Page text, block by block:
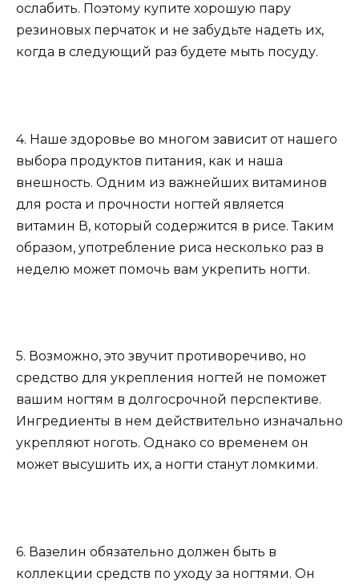
ослабить. Поэтому купите хорошую пару
резиновых перчаток и не забудьте надеть их,
когда в следующий раз будете мыть посуду.
4. Наше здоровье во многом зависит от нашего
выбора продуктов питания, как и наша
внешность. Одним из важнейших витаминов
для роста и прочности ногтей является
витамин В, который содержится в рисе. Таким
образом, употребление риса несколько раз в
неделю может помочь вам укрепить ногти.
5. Возможно, это звучит противоречиво, но
средство для укрепления ногтей не поможет
вашим ногтям в долгосрочной перспективе.
Ингредиенты в нем действительно изначально
укрепляют ноготь. Однако со временем он
может высушить их, а ногти станут ломкими.
6. Вазелин обязательно должен быть в
коллекции средств по уходу за ногтями. Он